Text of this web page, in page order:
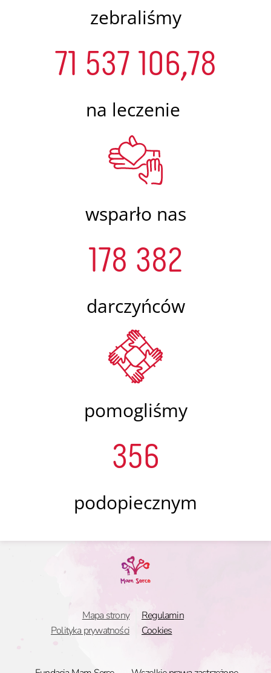
zebraliśmy
71 537 106,78
na leczenie
wsparło nas
178 382
darczyńców
pomogliśmy
356
podopiecznym
Mapa strony
Polityka prywatności
Regulamin
Cookies